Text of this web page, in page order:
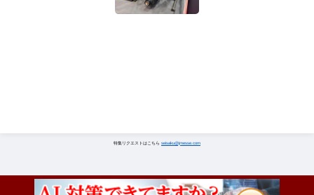
特集リクエストはこちら seisaku@jmesse.com